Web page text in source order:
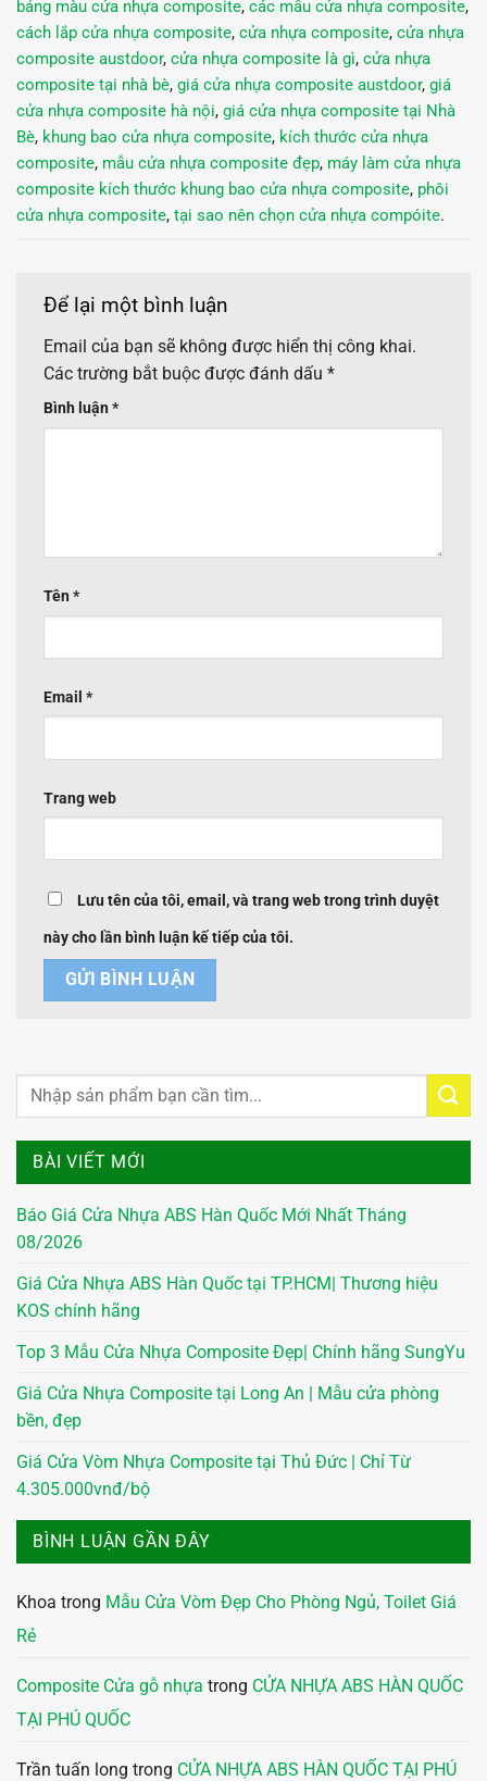
BÀI VIẾT MỚI
Báo Giá Cửa Nhựa ABS Hàn Quốc Mới Nhất Tháng
08/2026
Giá Cửa Nhựa ABS Hàn Quốc tại TP.HCM| Thương hiệu
KOS chính hãng
Top 3 Mẫu Cửa Nhựa Composite Đẹp| Chính hãng SungYu
Giá Cửa Nhựa Composite tại Long An | Mẫu cửa phòng
bền, đẹp
Giá Cửa Vòm Nhựa Composite tại Thủ Đức | Chỉ Từ
4.305.000vnđ/bộ
BÌNH LUẬN GẦN ĐÂY
Khoa trong Mẫu Cửa Vòm Đẹp Cho Phòng Ngủ, Toilet Giá
Rẻ
Composite Cửa gỗ nhựa trong CỬA NHỰA ABS HÀN QUỐC
TẠI PHÚ QUỐC
Trần tuấn long trong CỬA NHỰA ABS HÀN QUỐC TẠI PHÚ
bảng màu cửa nhựa composite, các mẫu cửa nhựa composite,
cách lắp cửa nhựa composite, cửa nhựa composite, cửa nhựa
composite austdoor, cửa nhựa composite là gì, cửa nhựa
composite tại nhà bè, giá cửa nhựa composite austdoor, giá
cửa nhựa composite hà nội, giá cửa nhựa composite tại Nhà
Bè, khung bao cửa nhựa composite, kích thước cửa nhựa
composite, mẫu cửa nhựa composite đẹp, máy làm cửa nhựa
composite kích thước khung bao cửa nhựa composite, phôi
cửa nhựa composite, tại sao nên chọn cửa nhựa compóite.
Để lại một bình luận
Email của bạn sẽ không được hiển thị công khai.
Các trường bắt buộc được đánh dấu *
Bình luận *
Tên *
Email *
Trang web
Lưu tên của tôi, email, và trang web trong trình duyệt
này cho lần bình luận kế tiếp của tôi.